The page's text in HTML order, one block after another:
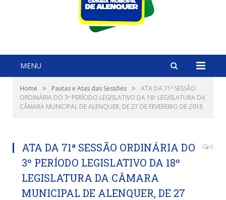
MENU
Home » Pautas e Atas das Sessões »
ATA DA 71ª SESSÃO
ORDINÁRIA DO 3º PERÍODO LEGISLATIVO DA 18º LEGISLATURA DA
CÂMARA MUNICIPAL DE ALENQUER, DE 27 DE FEVEREIRO DE 2018
ATA DA 71ª SESSÃO ORDINÁRIA DO
3º PERÍODO LEGISLATIVO DA 18º
LEGISLATURA DA CÂMARA
MUNICIPAL DE ALENQUER, DE 27
0